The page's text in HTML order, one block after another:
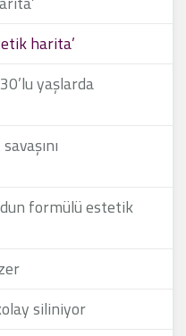
harita’
yaşlarda
formülü estetik
siliniyor